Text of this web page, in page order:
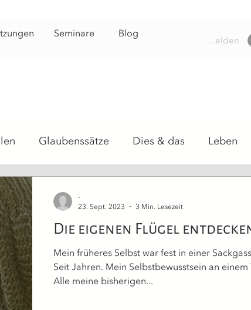
Anmelden
Seminare Blog
Glaubenssätze Dies & das Leben
Die eigenen Flügel
Mein früheres Selbst war fest in einer
Seit Jahren. Mein Selbstbewusstsein an
Alle meine bisherigen...
-
23. Sept. 2023
3 Min. Lesezeit